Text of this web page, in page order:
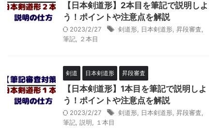
【日本剣道形】2本目を筆記で説明しよ
う！ポイントや注意点を解説
2023/2/27 剣道形 日本剣道形 昇段審査
筆記
２本目
剣道 日本剣道形 昇段審査
【日本剣道形】1本目を筆記で説明しよ
う！ポイントや注意点を解説
2023/2/27 剣道形 日本剣道形 昇段審査
筆記 説明 １本目